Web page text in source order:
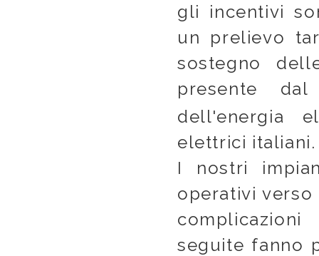
gli incentivi
un prelievo
sostegno
presente
dell'energia
elettrici italiani.
I nostri
operativi
seguite fanno